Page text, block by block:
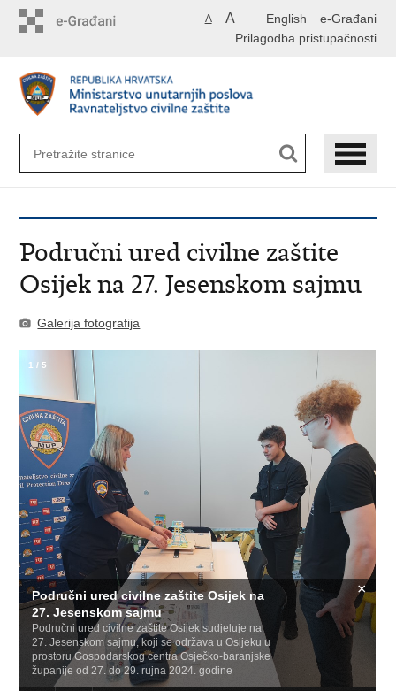
English e-Građani
A A
Prilagodba pristupačnosti
Područni ured civilne zaštite
Osijek na 27. Jesenskom sajmu
Galerija fotografija
Područni ured civilne zaštite Osijek na
27. Jesenskom sajmu
Područni ured civilne zaštite Osijek sudjeluje na
27. Jesenskom sajmu, koji se održava u Osijeku u
prostoru Gospodarskog centra Osječko-baranjske
županije od 27. do 29. rujna 2024. godine
×
1 /5